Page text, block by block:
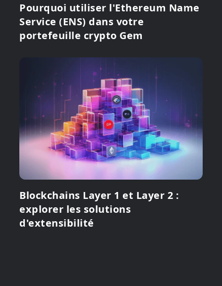
Pourquoi utiliser l'Ethereum Name
Service (ENS) dans votre
portefeuille crypto Gem
Blockchains Layer 1 et Layer 2 :
explorer les solutions
d'extensibilité